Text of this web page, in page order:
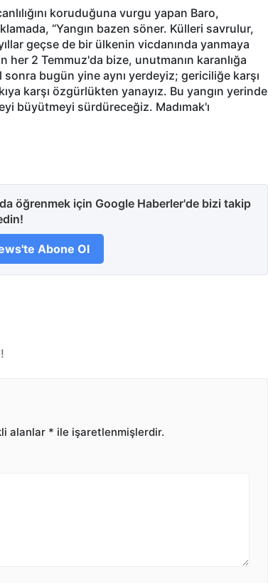
koruduğuna vurgu yapan Baro,
“Yangın bazen söner. Külleri savrulur,
geçse de bir ülkenin vicdanında yanmaya
her 2 Temmuz'da bize, unutmanın karanlığa
bugün yine aynı yerdeyiz; gericiliğe karşı
karşı özgürlükten yanayız. Bu yangın yerinde
büyütmeyi sürdüreceğiz. Madımak'ı
öğrenmek için Google Haberler'de bizi takip
Abone Ol
alanlar * ile işaretlenmişlerdir.